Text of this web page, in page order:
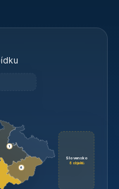
Slovensko
6 objektů
1
6